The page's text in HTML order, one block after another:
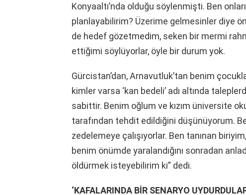
Konyaaltı’nda olduğu söylenmişti. Ben
planlayabilirim? Üzerime gelmesinler diye
de hedef gözetmedim, seken bir mermi
ettiğimi söylüyorlar, öyle bir durum yok.
Gürcistan’dan, Arnavutluk’tan benim
kimler varsa ‘kan bedeli’ adı altında
sabittir. Benim oğlum ve kızım üniversite
tarafından tehdit edildiğini düşünüyorum.
zedelemeye çalışıyorlar. Ben tanınan
benim önümde yaralandığını sonradan
öldürmek isteyebilirim ki” dedi.
‘KAFALARINDA BİR SENARYO